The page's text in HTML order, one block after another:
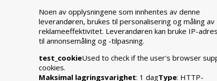
Noen av opplysningene som innhentes av denne
leverandøren, brukes til personalisering og måling av
reklameeffektivitet. Leverandøren kan bruke IP-
til annonsemåling og -tilpasning.
test_cookieUsed to check if the user's browser
cookies.
Maksimal lagringsvarighet: 1 dagType: HTTP-